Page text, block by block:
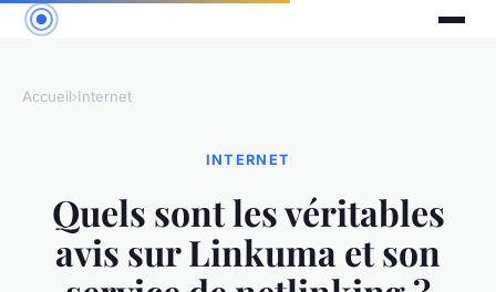
Accueil›Internet
INTERNET
Quels sont les véritables
avis sur Linkuma et son